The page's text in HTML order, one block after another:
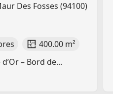
Des Fosses (94100)
400.00 m²
– Bord de...